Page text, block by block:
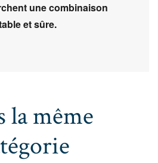
une combinaison
et sûre.
la même